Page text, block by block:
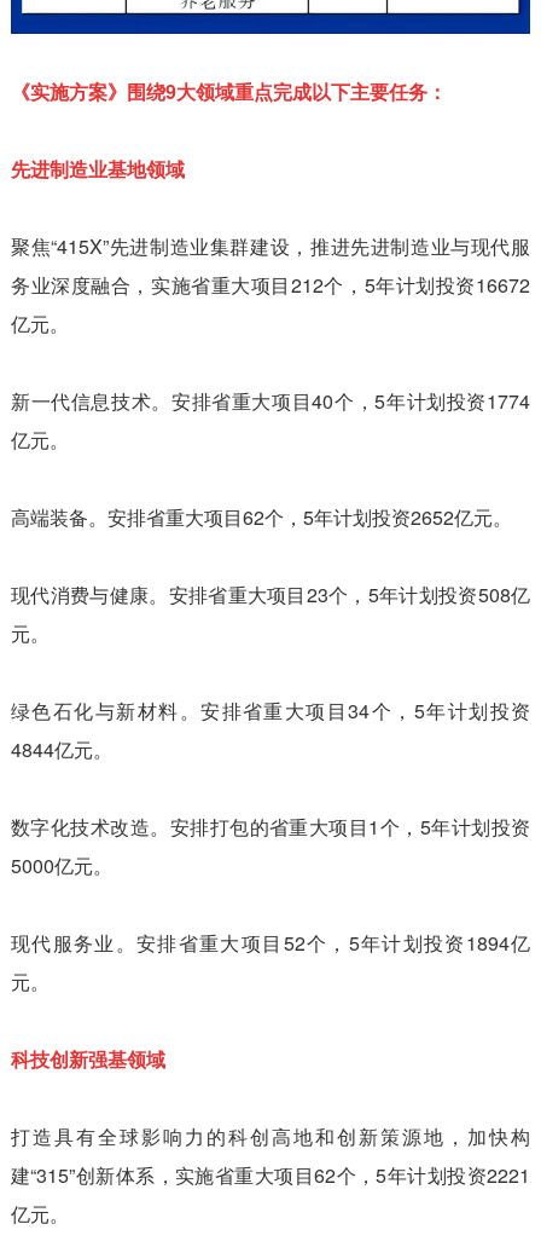
《实施方案》围绕9大领域重点完成以下主要任务：
先进制造业基地领域
聚焦“415X”先进制造业集群建设，推进先进制造业与现代服
务业深度融合，实施省重大项目212个，5年计划投资16672
亿元。
新一代信息技术。安排省重大项目40个，5年计划投资1774
亿元。
高端装备。安排省重大项目62个，5年计划投资2652亿元。
现代消费与健康。安排省重大项目23个，5年计划投资508亿
元。
绿色石化与新材料。安排省重大项目34个，5年计划投资
4844亿元。
数字化技术改造。安排打包的省重大项目1个，5年计划投资
5000亿元。
现代服务业。安排省重大项目52个，5年计划投资1894亿
元。
科技创新强基领域
打造具有全球影响力的科创高地和创新策源地，加快构
建“315”创新体系，实施省重大项目62个，5年计划投资2221
亿元。